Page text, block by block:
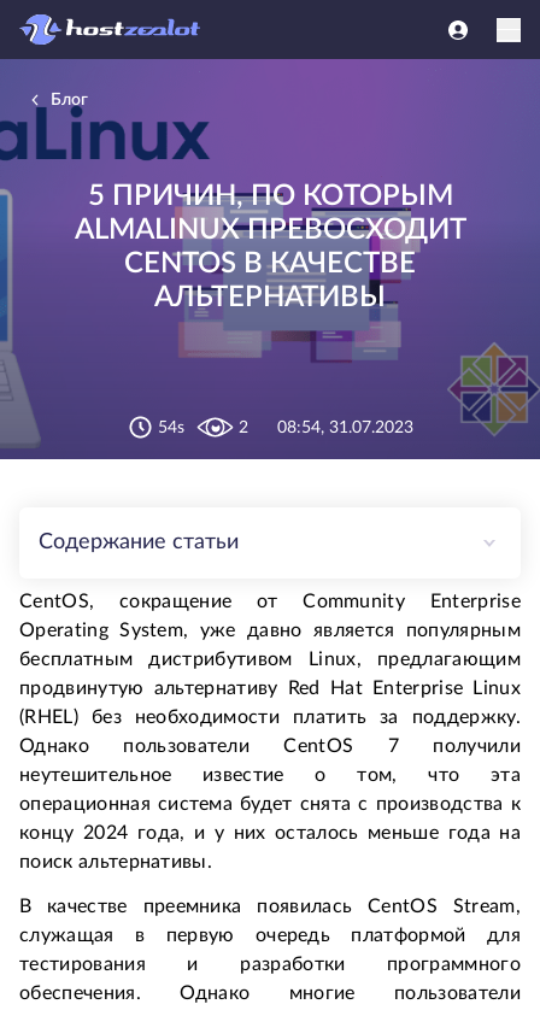
Блог
5 ПРИЧИН, ПО КОТОРЫМ
ALMALINUX ПРЕВОСХОДИТ
CENTOS В КАЧЕСТВЕ
АЛЬТЕРНАТИВЫ
54s 2 08:54, 31.07.2023
Содержание статьи
CentOS, сокращение от Community Enterprise
Operating System, уже давно является популярным
бесплатным дистрибутивом Linux, предлагающим
продвинутую альтернативу Red Hat Enterprise Linux
(RHEL) без необходимости платить за поддержку.
Однако пользователи CentOS 7 получили
неутешительное известие о том, что эта
операционная система будет снята с производства к
концу 2024 года, и у них осталось меньше года на
поиск альтернативы.
В качестве преемника появилась CentOS Stream,
служащая в первую очередь платформой для
тестирования и разработки программного
обеспечения. Однако многие пользователи